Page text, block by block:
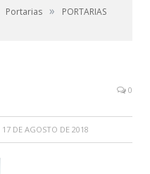
Portarias »
PORTARIAS
0
17 DE AGOSTO DE 2018